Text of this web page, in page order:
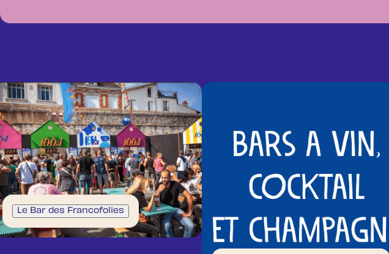
Le Bar des Francofolies